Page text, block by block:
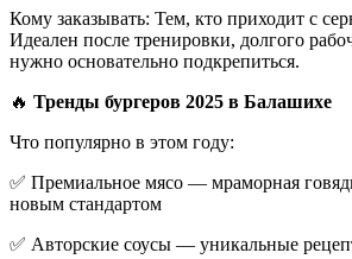
Кому заказывать: Тем, кто приходит с
Идеален после тренировки, долгого
нужно основательно подкрепиться.
🔥 Тренды бургеров 2025 в Балашихе
Что популярно в этом году:
✅ Премиальное мясо — мраморная
новым стандартом
✅ Авторские соусы — уникальные